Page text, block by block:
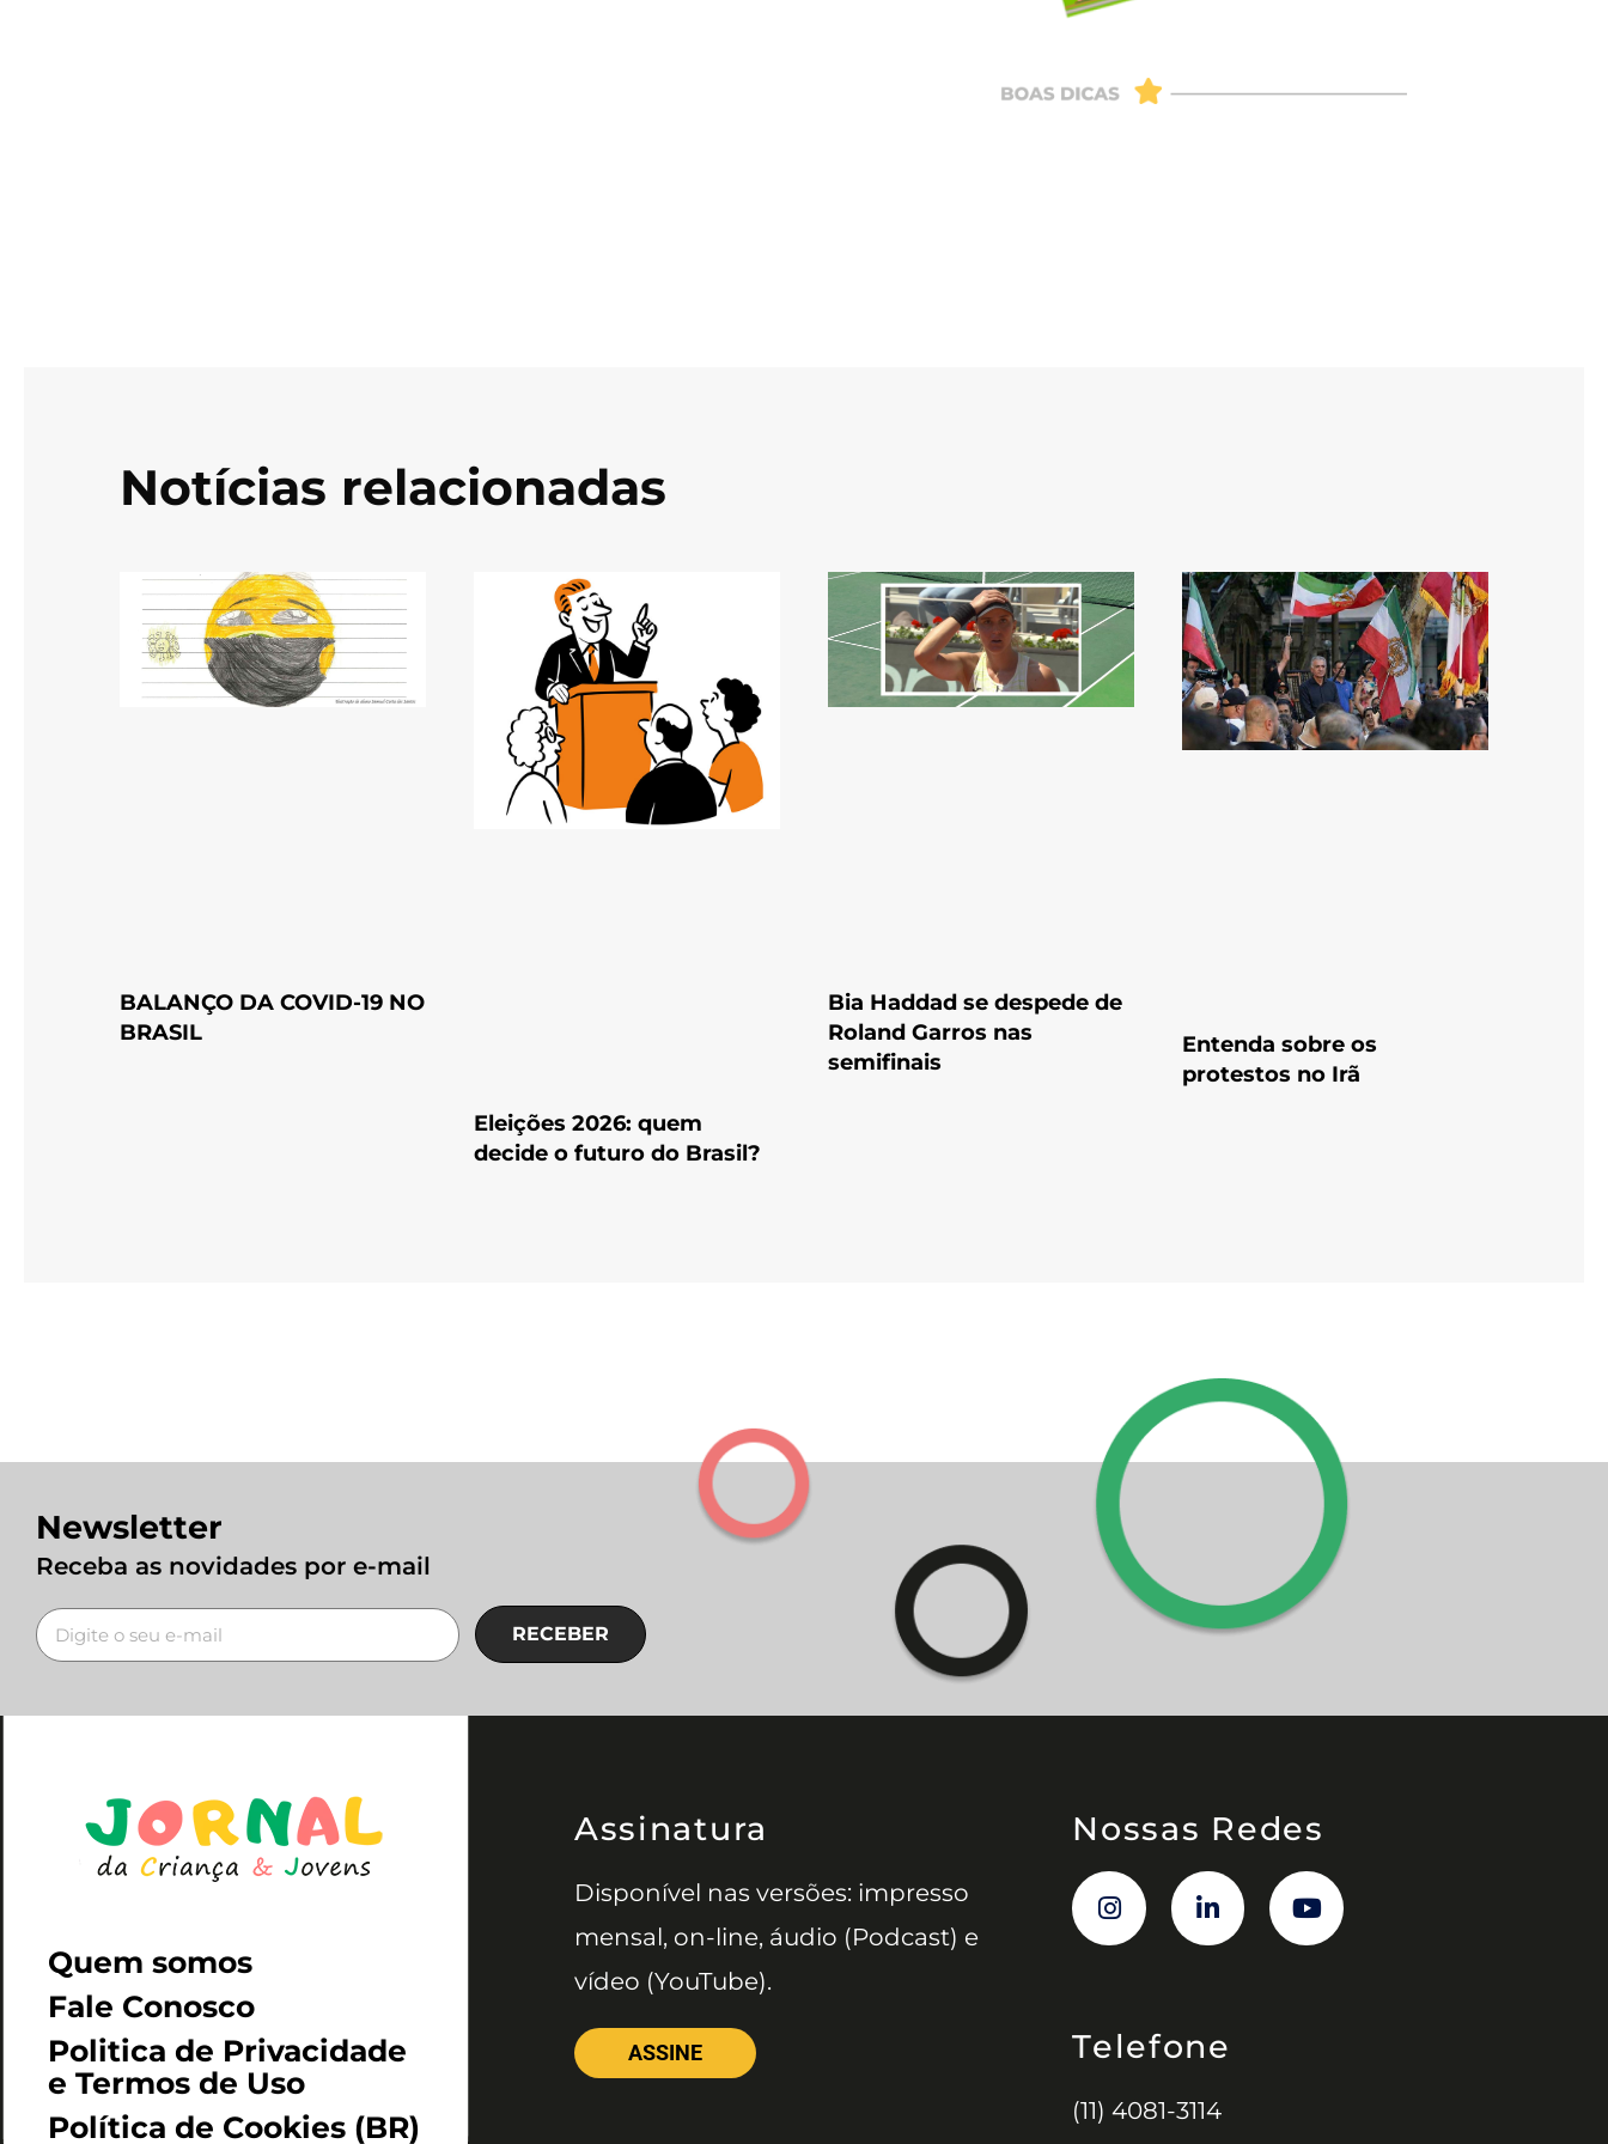
Notícias relacionadas
BALANÇO DA COVID-19 NO
BRASIL
Eleições 2026: quem
decide o futuro do Brasil?
Bia Haddad se despede de
Roland Garros nas
semifinais
Entenda sobre os
protestos no Irã
Newsletter
Receba as novidades por e-mail
RECEBER
Quem somos
Fale Conosco
Politica de Privacidade
e Termos de Uso
Política de Cookies (BR)
Assinatura
Disponível nas versões: impresso
mensal, on-line, áudio (Podcast) e
vídeo (YouTube).
ASSINE
Nossas Redes
Telefone
(11) 4081-3114